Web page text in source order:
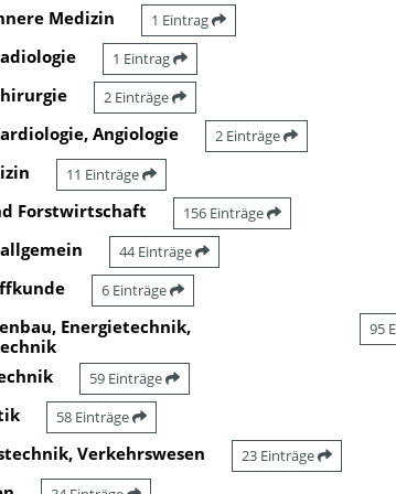
Medizin 1 Eintrag
1 Eintrag
2 Einträge
Angiologie 2 Einträge
11 Einträge
Forstwirtschaft 156 Einträge
44 Einträge
6 Einträge
Energietechnik,
95
59 Einträge
58 Einträge
Verkehrswesen 23 Einträge